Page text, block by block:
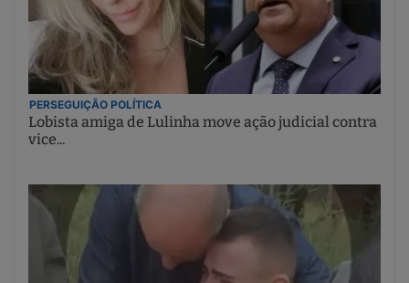
PERSEGUIÇÃO POLÍTICA
Lobista amiga de Lulinha move ação judicial contra
vice...